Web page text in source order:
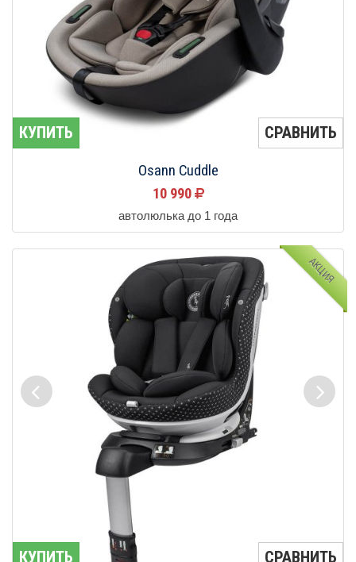
КУПИТЬ СРАВНИТЬ
Osann Cuddle
10 990
автолюлька до 1 года
АКЦИЯ
КУПИТЬ СРАВНИТЬ